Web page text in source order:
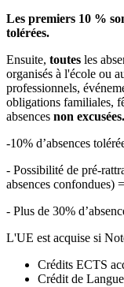
Les premiers 10 %
tolérées.
Ensuite, toutes les
organisés à l'école ou
professionnels,
obligations familiales,
absences non excusées.
-10% d’absences
- Possibilité de pré-
absences
- Plus de 30%
L'UE est acquise si
Crédits ECTS
Crédit de